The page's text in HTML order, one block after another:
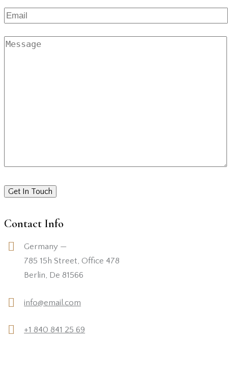
Contact Info
Germany —
785 15h Street, Office 478
Berlin, De 81566
info@email.com
+1 840 841 25 69